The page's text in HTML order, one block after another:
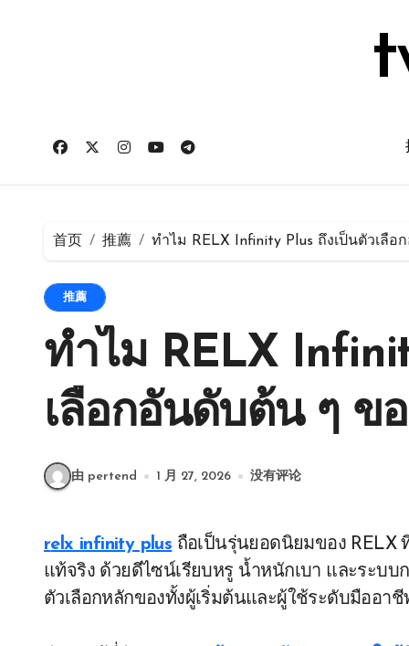
首页 推薦 ทำไม RELX Infinity Plus ถึงเป็นตัวเลื
推薦
ทำไม RELX
เลือกอันดับต้น ๆ ข
由 pertend 1 月 27, 2026 没有评论
relx infinity plus ถือเป็นรุ่นยอดนิยมของ RELX
แท้จริง ด้วยดีไซน์เรียบหรู น้ำหนักเบา และระบ
ตัวเลือกหลักของทั้งผู้เริ่มต้นและผู้ใช้ระดับมืออาชี